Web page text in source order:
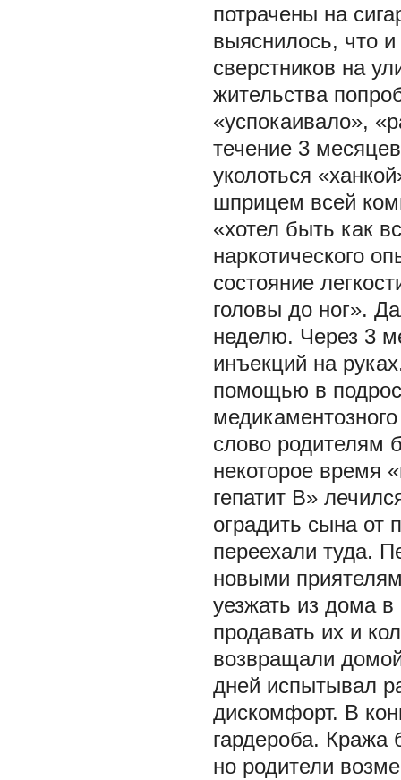
потрачены на
выяснилось, что
сверстников на
жительства
«успокаивало»,
течение 3
уколоться
шприцем всей
«хотел быть как
наркотического
состояние
головы до ног».
неделю. Через 3
инъекций на
помощью в
слово родителям
некоторое время
гепатит В»
оградить сына от
переехали туда.
новыми
уезжать из дома
продавать их и
возвращали
дней испытывал
дискомфорт. В
гардероба. Кража
но родители